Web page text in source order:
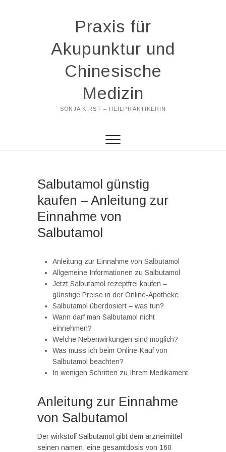
Praxis für
Akupunktur und
Chinesische
Medizin
SONJA KIRST – HEILPRAKTIKERIN
Salbutamol günstig
kaufen – Anleitung zur
Einnahme von
Salbutamol
Anleitung zur Einnahme von Salbutamol
Allgemeine Informationen zu Salbutamol
Jetzt Salbutamol rezeptfrei kaufen –
günstige Preise in der Online-Apotheke
Salbutamol überdosiert – was tun?
Wann darf man Salbutamol nicht
einnehmen?
Welche Nebenwirkungen sind möglich?
Was muss ich beim Online-Kauf von
Salbutamol beachten?
In wenigen Schritten zu Ihrem Medikament
Anleitung zur Einnahme
von Salbutamol
Der wirkstoff Salbutamol gibt dem arzneimittel
seinen namen, eine gesamtdosis von 160